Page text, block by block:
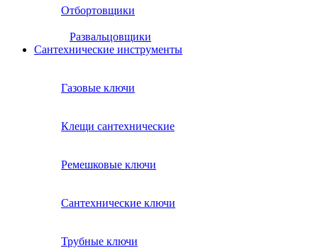
Отбортовщики
Развальцовщики
Сантехнические инcтрументы
Газовые ключи
Клещи сантехнические
Ремешковые ключи
Сантехнические ключи
Трубные ключи